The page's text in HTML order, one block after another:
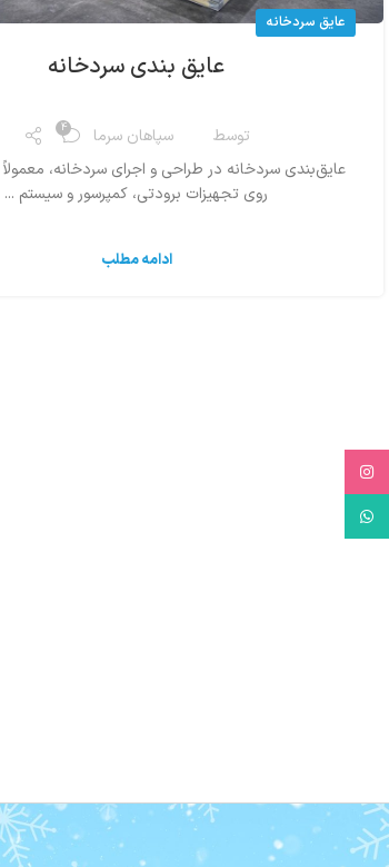
عایق سردخانه
عایق بندی سردخانه
توسط سپاهان سرما 4
عایق‌بندی سردخانه در طراحی و اجرای سردخانه،
روی تجهیزات برودتی، کمپرسور و سیستم ...
ادامه مطلب